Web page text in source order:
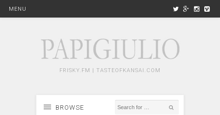
MENU
FRISKY.FM | TASTEOFKANSAI.COM
BROWSE